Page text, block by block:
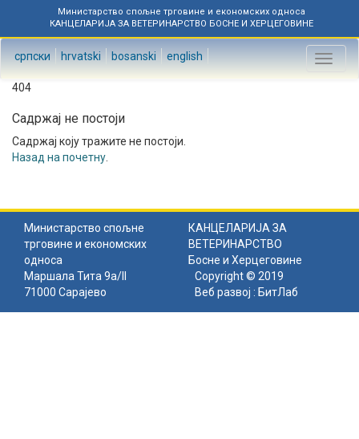
Министарство спољне трговине и економских односа
КАНЦЕЛАРИЈА ЗА ВЕТЕРИНАРСТВО БОСНЕ И ХЕРЦЕГОВИНЕ
српски hrvatski bosanski english
Toggle
404
Садржај не постоји
Садржај коју тражите не постоји.
Назад на почетну
Министарство спољне
трговине и економских
односа
КАНЦЕЛАРИЈА ЗА
ВЕТЕРИНАРСТВО
Босне и Херцеговине
Маршала Тита 9а/II
71000 Сарајево
Copyright © 2019
Веб развој : БитЛаб